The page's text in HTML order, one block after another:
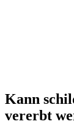
Kann
vererbt